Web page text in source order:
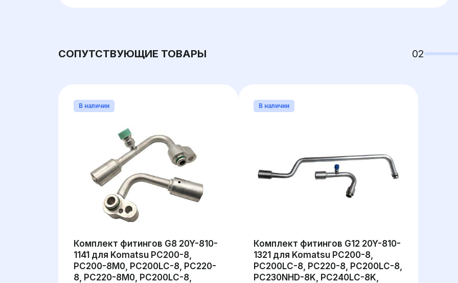
СОПУТСТВУЮЩИЕ ТОВАРЫ 02
В наличии
Комплект фитингов G8 20Y-810-
1141 для Komatsu PC200-8,
PC200-8M0, PC200LC-8, PC220-
8, PC220-8M0, PC200LC-8,
В наличии
Комплект фитингов G12 20Y-810-
1321 для Komatsu PC200-8,
PC200LC-8, PC220-8, PC200LC-8,
PC230NHD-8K, PC240LC-8K,